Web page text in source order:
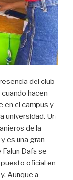
del club
cuando hacen
en el campus y
universidad. Un
de la
es una gran
Dafa se
oficial en
Aunque a